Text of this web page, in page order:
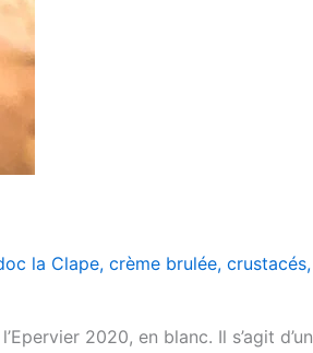
la Clape, crème brulée, crustacés,
2020, en blanc. Il s’agit d’un